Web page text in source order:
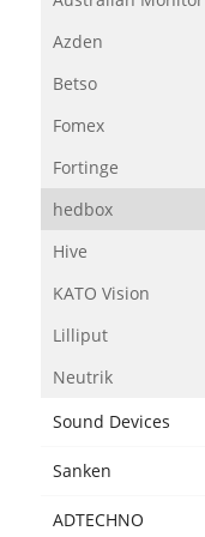
Azden
Betso
Fomex
Fortinge
hedbox
Hive
KATO Vision
Lilliput
Neutrik
Sound Devices
Sanken
ADTECHNO